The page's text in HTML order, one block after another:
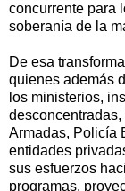
concurrente para
soberanía de la
De esa
quienes además
los ministerios,
Armadas, Policía
entidades
sus esfuerzos
programas,